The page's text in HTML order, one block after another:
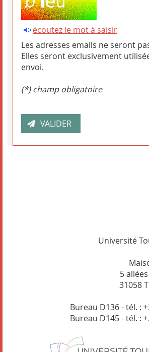
écoutez le mot à saisir
Les adresses emails ne seront
Elles seront exclusivement
envoi.
(*) champ obligatoire
Université
5
31058
Bureau D136 - tél. :
Bureau D145 - tél. :